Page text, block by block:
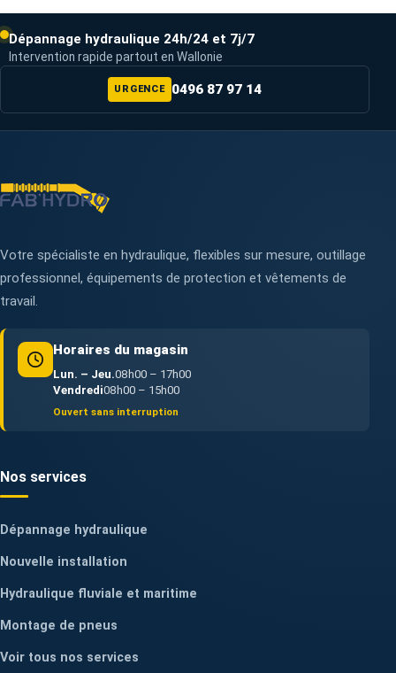
Dépannage hydraulique 24h/24 et 7j/7
Intervention rapide partout en Wallonie
URGENCE 0496 87 97 14
Votre spécialiste en hydraulique, flexibles sur mesure, outillage
professionnel, équipements de protection et vêtements de
travail.
Horaires du magasin
Lun. – Jeu.08h00 – 17h00
Vendredi08h00 – 15h00
Ouvert sans interruption
Nos services
Dépannage hydraulique
Nouvelle installation
Hydraulique fluviale et maritime
Montage de pneus
Voir tous nos services